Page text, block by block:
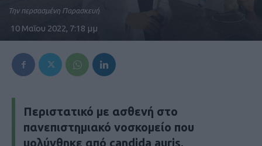
Την περσασμένη Παρασκευή
10 Μαΐου 2022, 7:18 μμ
Περιστατικό με ασθενή στο
πανεπιστημιακό νοσκομείο που
μολύνθηκε από candida auris,